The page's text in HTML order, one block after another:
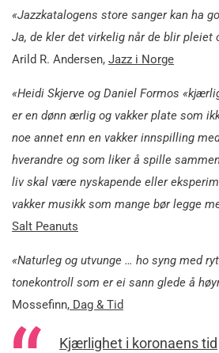
«Jazzkatalogens store sanger kan ha
Ja, de kler det virkelig når de blir pleiet
Arild R. Andersen, Jazz i Norge
«Heidi Skjerve og Daniel Formos
er en dønn ærlig og vakker plate som
noe annet enn en vakker innspilling
hverandre og som liker å spille
liv skal være nyskapende eller
vakker musikk som mange bør legge
Salt Peanuts
«Naturleg og utvunge … ho syng med
tonekontroll som er ei sann glede å
Mossefinn, Dag & Tid
Kjærlighet i koronaens tid